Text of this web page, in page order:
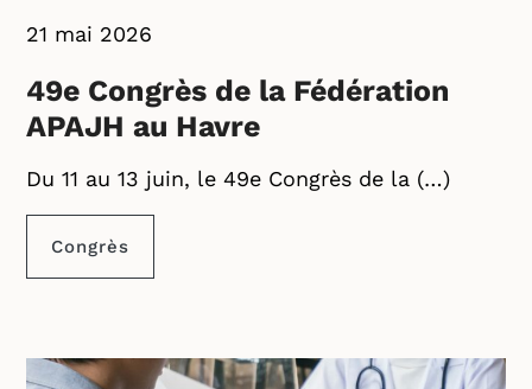
21 mai 2026
49e Congrès de la Fédération
APAJH au Havre
Du 11 au 13 juin, le 49e Congrès de la (…)
Congrès